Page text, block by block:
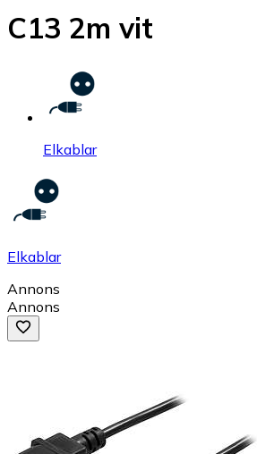
C13 2m vit
Elkablar
Elkablar
Annons
Annons